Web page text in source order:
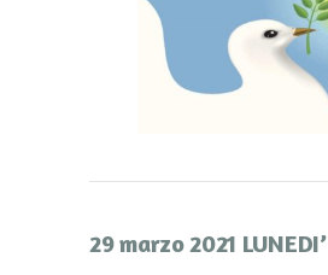
29 marzo 2021 LUNEDI’